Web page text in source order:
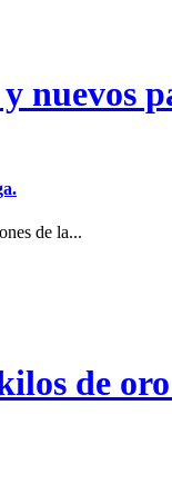
nuevos
de la...
de